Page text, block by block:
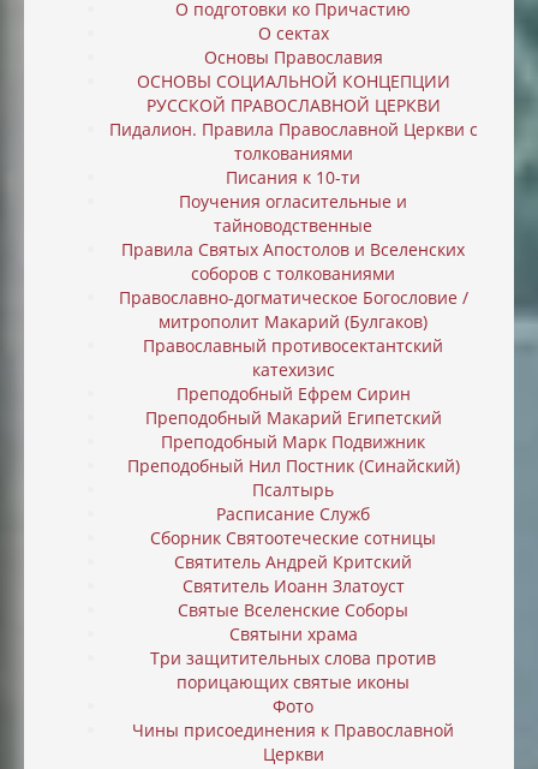
О подготовки ко Причастию
О сектах
Основы Православия
ОСНОВЫ СОЦИАЛЬНОЙ КОНЦЕПЦИИ
РУССКОЙ ПРАВОСЛАВНОЙ ЦЕРКВИ
Пидалион. Правила Православной Церкви с
толкованиями
Писания к 10-ти
Поучения огласительные и
тайноводственные
Правила Святых Апостолов и Вселенских
соборов с толкованиями
Православно-догматическое Богословие /
митрополит Макарий (Булгаков)
Православный противосектантский
катехизис
Преподобный Ефрем Сирин
Преподобный Макарий Египетский
Преподобный Марк Подвижник
Преподобный Нил Постник (Синайский)
Псалтырь
Расписание Служб
Сборник Святоотеческие сотницы
Святитель Андрей Критский
Святитель Иоанн Златоуст
Святые Вселенские Соборы
Святыни храма
Три защитительных слова против
порицающих святые иконы
Фото
Чины присоединения к Православной
Церкви